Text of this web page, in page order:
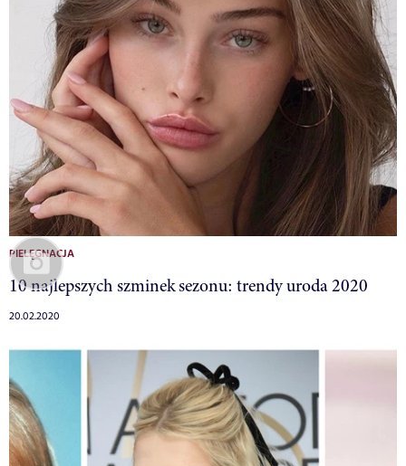
PIELĘGNACJA
10 najlepszych szminek sezonu: trendy uroda 2020
20.02.2020